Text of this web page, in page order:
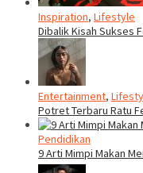
Inspiration, Lifestyle
Dibalik Kisah Sukses
Entertainment,
Potret Terbaru Ratu
Pendidikan
9 Arti Mimpi Makan